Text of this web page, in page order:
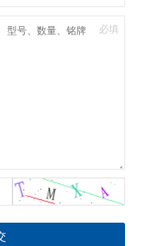
必填